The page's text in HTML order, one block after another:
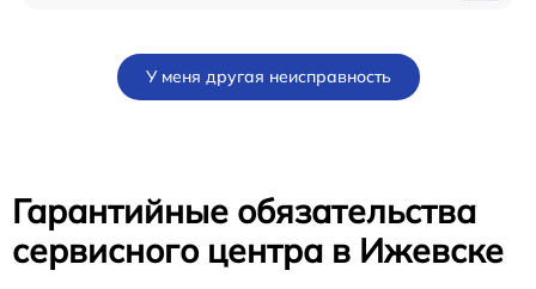
У меня другая неисправность
Гарантийные обязательства
сервисного центра в Ижевске